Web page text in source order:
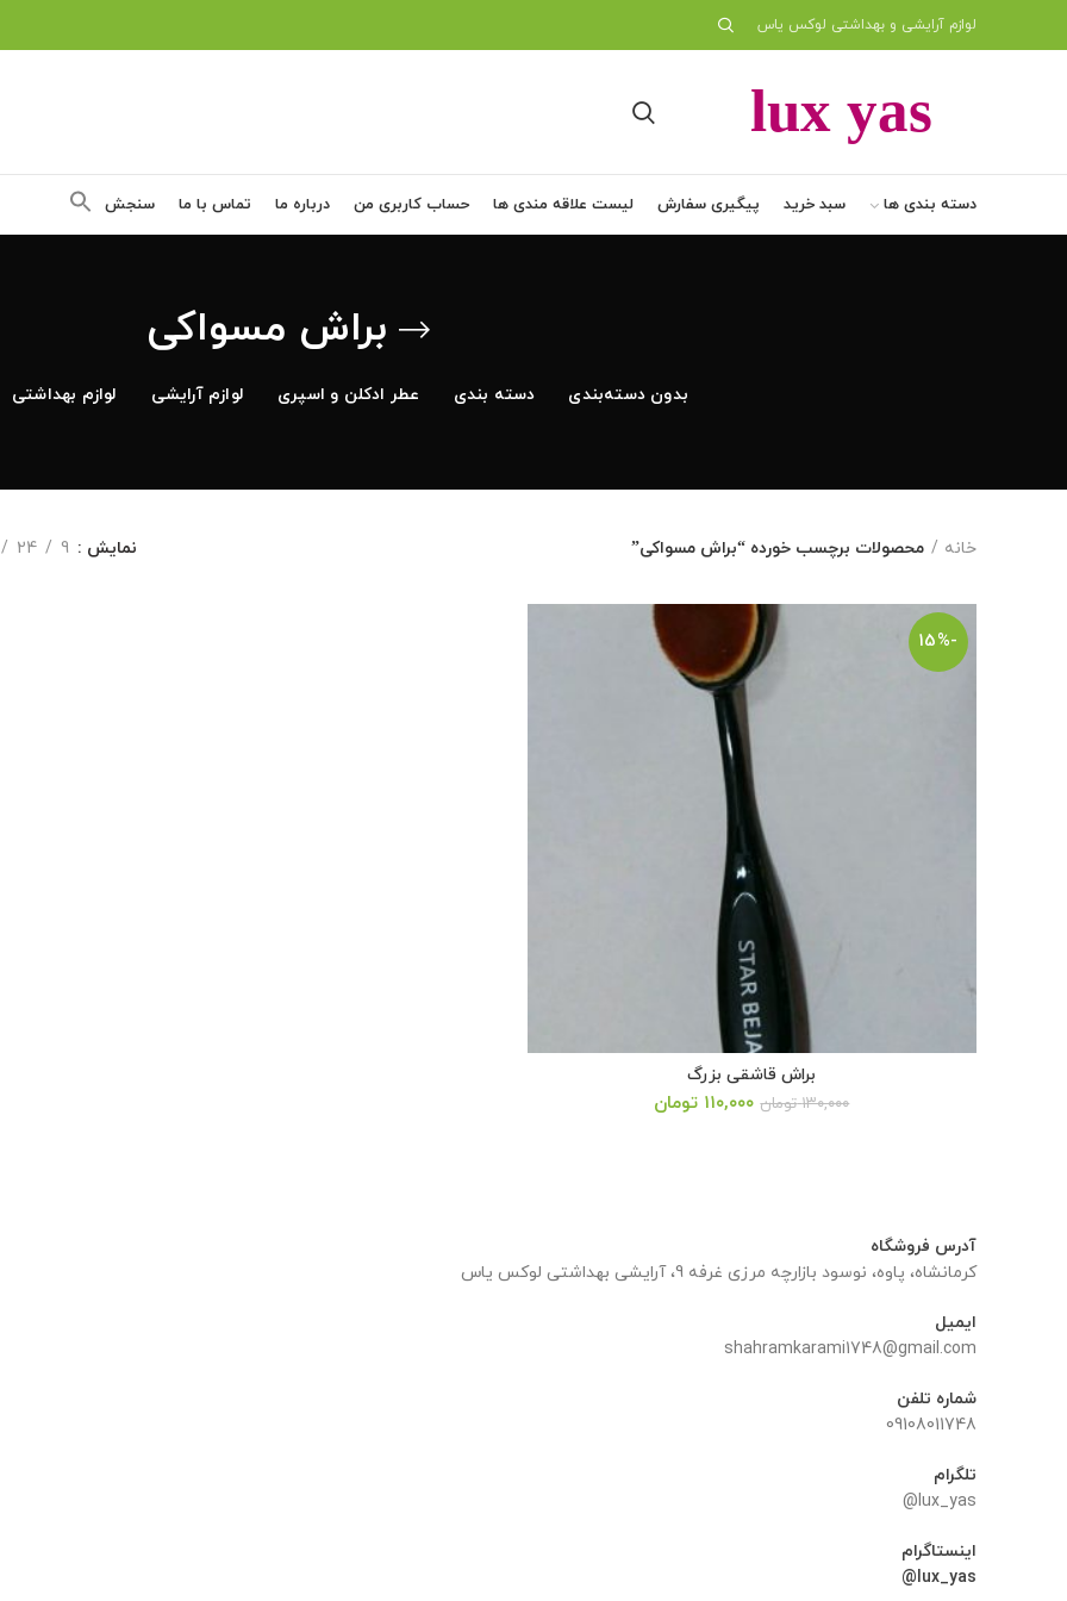
لوازم آرایشی و بهداشتی لوکس یاس
دسته بندی ها سبد خرید پیگیری سفارش لیست علاقه مندی ها حساب کاربری من درباره ما تماس با ما سنجش
براش مسواکی
بدون دسته‌بندی دسته بندی عطر ادکلن و اسپری لوازم آرایشی لوازم بهداشتی
خانه محصولات برچسب خورده “براش مسواکی” نمایش 9
24
-15%
براش قاشقی بزرگ
۱۳۰,۰۰۰ تومان قیمت
۱۱۰,۰۰۰ تومانقیمت
آدرس فروشگاه
کرمانشاه، پاوه، نوسود بازارچه مرزی غرفه 9، آرایشی بهداشتی لوکس یاس
ایمیل
shahramkarami1748@gmail.com
شماره تلفن
09108011748
تلگرام
lux_yas@
اینستاگرام
lux_yas@